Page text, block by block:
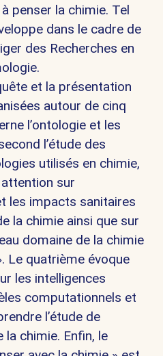
penser la chimie. Tel
dans le cadre de
des Recherches en
et la présentation
autour de cinq
l’ontologie et les
l’étude des
utilisés en chimie,
sur
les impacts sanitaires
la chimie ainsi que sur
domaine de la chimie
Le quatrième évoque
les intelligences
computationnels et
l’étude de
la chimie. Enfin, le